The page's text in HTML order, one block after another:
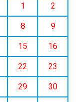
1 2
8 9
15 16
22 23
29 30